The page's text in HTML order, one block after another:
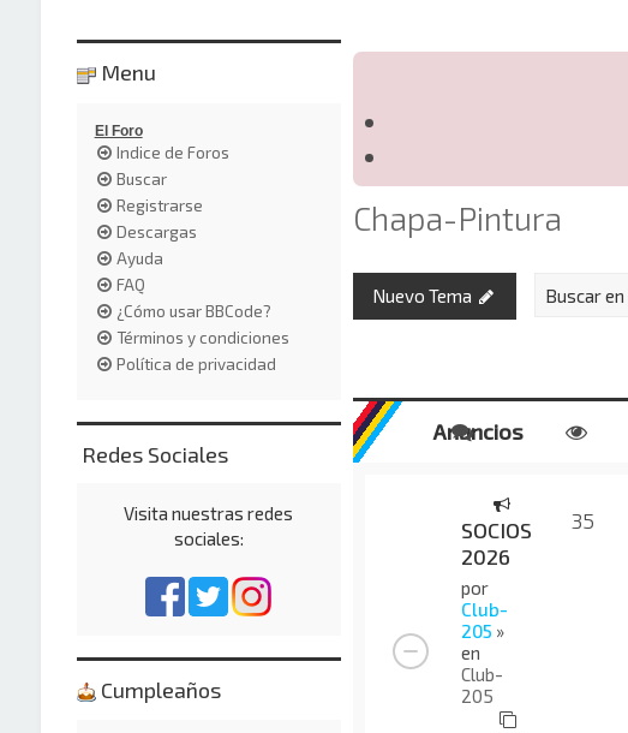
Chapa-Pintura
Nuevo Tema
Anuncios
SOCIOS
2026
por
Club-
205 »
en
Club-
205
35
Menu
El Foro
Indice de Foros
Buscar
Registrarse
Descargas
Ayuda
FAQ
¿Cómo usar BBCode?
Términos y condiciones
Política de privacidad
Redes Sociales
Visita nuestras redes
sociales:
Cumpleaños